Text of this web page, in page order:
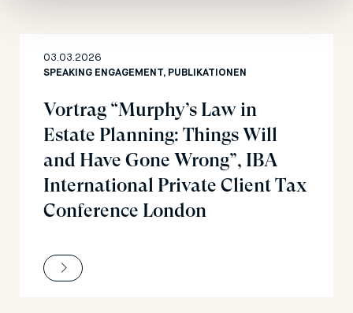
03.03.2026
SPEAKING ENGAGEMENT, PUBLIKATIONEN
Vortrag “Murphy’s Law in
Estate Planning: Things Will
and Have Gone Wrong”, IBA
International Private Client Tax
Conference London